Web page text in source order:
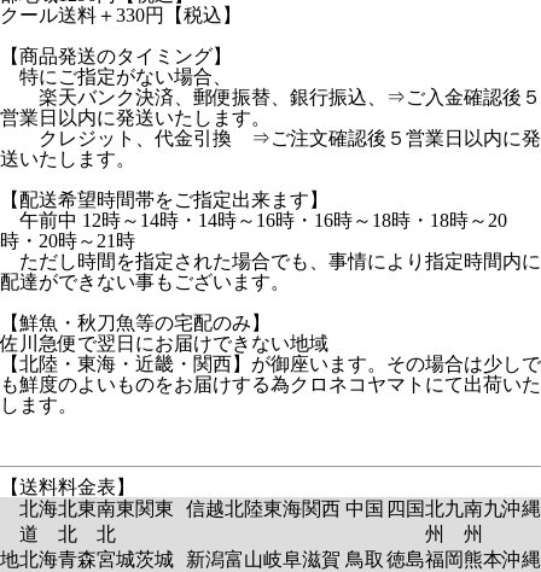
クール送料＋330円【税込】
【商品発送のタイミング】
特にご指定がない場合、
楽天バンク決済、郵便振替、銀行振込、⇒ご入金確認後５
営業日以内に発送いたします。
クレジット、代金引換 ⇒ご注文確認後５営業日以内に発
送いたします。
【配送希望時間帯をご指定出来ます】
午前中 12時～14時・14時～16時・16時～18時・18時～20
時・20時～21時
ただし時間を指定された場合でも、事情により指定時間内に
配達ができない事もございます。
【鮮魚・秋刀魚等の宅配のみ】
佐川急便で翌日にお届けできない地域
【北陸・東海・近畿・関西】が御座います。その場合は少しで
も鮮度のよいものをお届けする為クロネコヤマトにて出荷いた
します。
【送料料金表】
北海
道
北東
北
南東
北
関東 信越北陸東海関西 中国 四国北九
州
南九
州
沖縄
地北海青森宮城茨城
新潟富山岐阜滋賀 鳥取 徳島福岡熊本沖縄